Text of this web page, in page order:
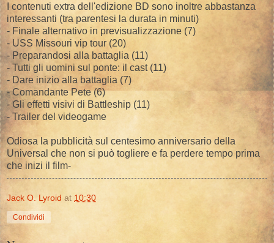
I contenuti extra dell'edizione BD sono inoltre abbastanza
interessanti (tra parentesi la durata in minuti)
- Finale alternativo in previsualizzazione (7)
- USS Missouri vip tour (20)
- Preparandosi alla battaglia (11)
- Tutti gli uomini sul ponte: il cast (11)
- Dare inizio alla battaglia (7)
- Comandante Pete (6)
- Gli effetti visivi di Battleship (11)
- Trailer del videogame
Odiosa la pubblicità sul centesimo anniversario della
Universal che non si può togliere e fa perdere tempo prima
che inizi il film-
Jack O. Lyroid at 10:30
Condividi